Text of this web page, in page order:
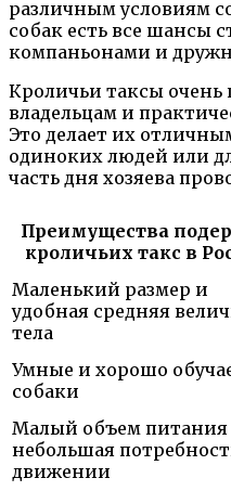
различным условиям
собак есть все шансы
компаньонами и
Кроличьи таксы
владельцам и
Это делает их
одиноких людей или
часть дня хозяева
Преимущества
кроличьих такс в
Маленький размер и
удобная средняя
тела
Умные и хорошо
собаки
Малый объем питания
небольшая
движении